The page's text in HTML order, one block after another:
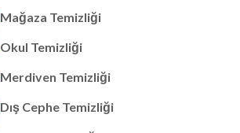
Mağaza Temizliği
Okul Temizliği
Merdiven Temizliği
Dış Cephe Temizliği